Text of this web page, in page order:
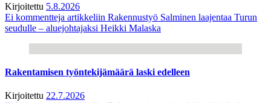
Kirjoitettu 5.8.2026
Ei kommentteja artikkeliin Rakennustyö Salminen laajentaa Turun
seudulle – aluejohtajaksi Heikki Malaska
Rakentamisen työntekijämäärä laski edelleen
Kirjoitettu 22.7.2026